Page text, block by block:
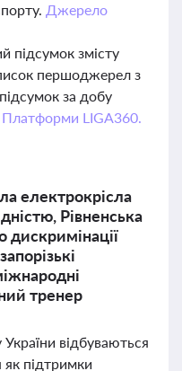
Джерело
підсумок змісту
першоджерел з
за добу
Платформи LIGA360.
електрокрісла
Рівненська
дискримінації
тренер
відбуваються
як підтримки